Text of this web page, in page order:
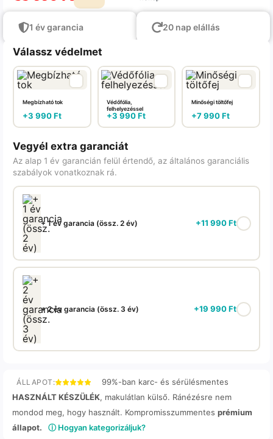
1 év garancia 20 nap elállás
Válassz védelmet
Megbízható tok
+3 990Ft
Védőfólia,
felhelyezéssel
+3 990Ft
Minőségi töltőfej
+7 990Ft
Vegyél extra garanciát
Az alap 1 év garancián felül értendő, az általános garanciális
szabályok vonatkoznak rá.
+ 1 év garancia (össz. 2 év) +11 990Ft
+ 2 év garancia (össz. 3 év) +19 990Ft
ÁLLAPOT:
99%-ban karc- és sérülésmentes
HASZNÁLT KÉSZÜLÉK, makulátlan külső. Ránézésre nem
mondod meg, hogy használt. Kompromisszummentes prémium
állapot.
ⓘ Hogyan kategorizáljuk?